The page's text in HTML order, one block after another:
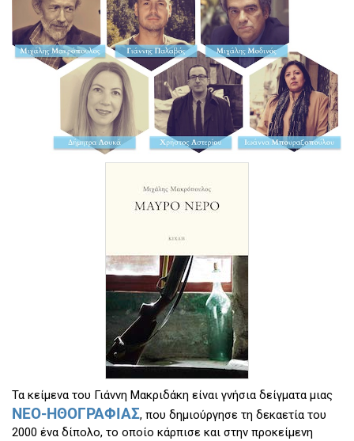
Τα κείμενα του Γιάννη Μακριδάκη είναι γνήσια δείγματα μιας
ΝΕΟ-ΗΘΟΓΡΑΦΙΑΣ, που δημιούργησε τη δεκαετία του
2000 ένα δίπολο, το οποίο κάρπισε και στην προκείμενη